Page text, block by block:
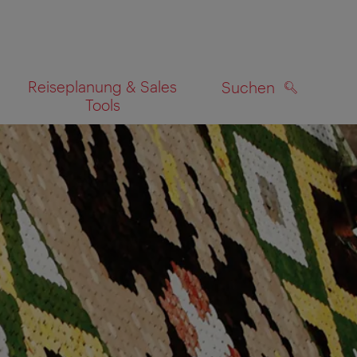
Reiseplanung & Sales
Tools
Suchen
SUCHEN